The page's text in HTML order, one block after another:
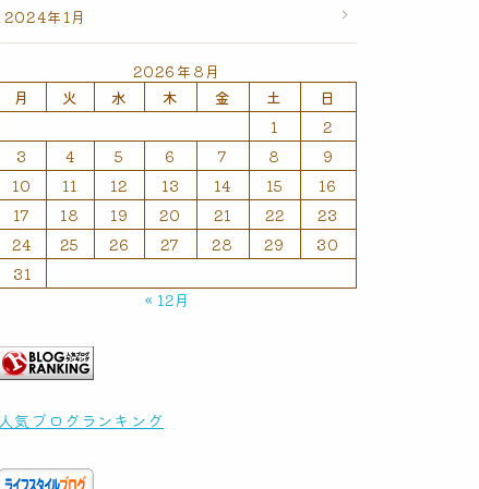
2024年1月
2026年8月
月
火 水 木 金 土
日
1
2
3
4 5 6 7 8
9
10
11 12 13 14 15
16
17
18 19 20 21 22
23
24
25 26 27 28 29
30
31
« 12月
人気ブログランキング